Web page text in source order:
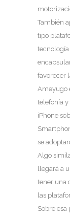
También
tipo
favorecer
Ameyugo
telefonía y
iPhone
se
Algo
llegará a
tener una
las
Sobre